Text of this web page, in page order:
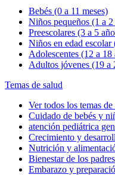
Bebés (0 a 11 meses)
Niños pequeños (1 a 2
Preescolares (3 a 5
Niños en edad escolar
Adolescentes (12 a 18
Adultos jóvenes (19 a
Temas de salud
Ver todos los temas de
Cuidado de bebés y
atención pediátrica
Crecimiento y
Nutrición y
Bienestar de los padres
Embarazo y